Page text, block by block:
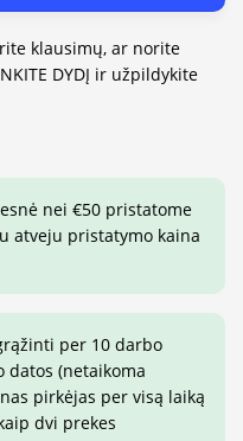
klausimų, ar norite
DYDĮ ir užpildykite
nei €50 pristatome
atveju pristatymo kaina
per 10 darbo
datos (netaikoma
pirkėjas per visą laiką
dvi prekes